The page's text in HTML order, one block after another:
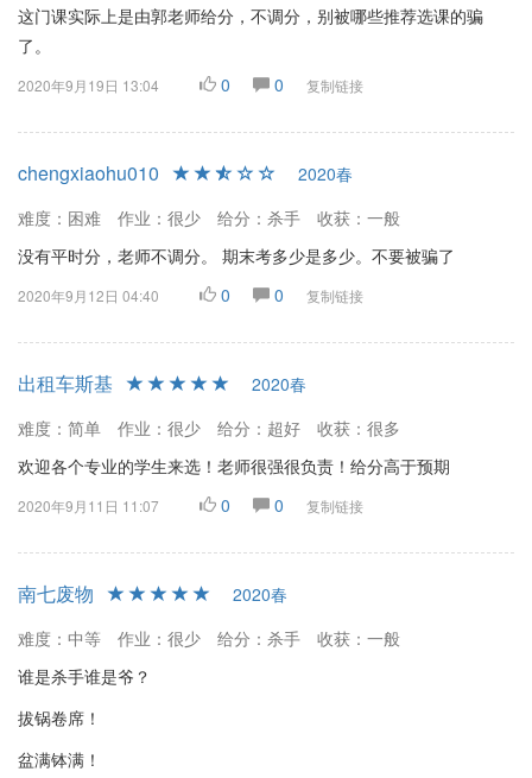
这门课实际上是由郭老师给分，不调分，别被哪些推荐选课的骗
了。
2020年9月19日 13:04 0 0 复制链接
chengxiaohu010
2020春
难度：困难
作业：很少 给分：杀手
收获：一般
没有平时分，老师不调分。 期末考多少是多少。不要被骗了
2020年9月12日 04:40 0 0 复制链接
出租车斯基
2020春
难度：简单
作业：很少 给分：超好
收获：很多
欢迎各个专业的学生来选！老师很强很负责！给分高于预期
2020年9月11日 11:07 0 0 复制链接
南七废物
2020春
难度：中等
作业：很少 给分：杀手
收获：一般
谁是杀手谁是爷？
拔锅卷席！
盆满钵满！